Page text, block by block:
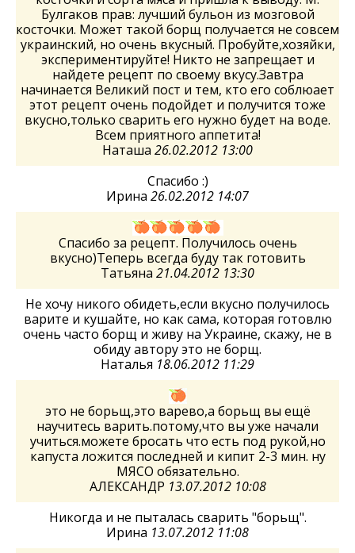
Булгаков прав: лучший бульон из мозговой
косточки. Может такой борщ получается не совсем
украинский, но очень вкусный. Пробуйте,хозяйки,
экспериментируйте! Никто не запрещает и
найдете рецепт по своему вкусу.Завтра
начинается Великий пост и тем, кто его соблюает
этот рецепт очень подойдет и получится тоже
вкусно,только сварить его нужно будет на воде.
Всем приятного аппетита!
Наташа 26.02.2012 13:00
Спасибо :)
Ирина 26.02.2012 14:07
Спасибо за рецепт. Получилось очень
вкусно)Теперь всегда буду так готовить
Татьяна 21.04.2012 13:30
Не хочу никого обидеть,если вкусно получилось
варите и кушайте, но как сама, которая готовлю
очень часто борщ и живу на Украине, скажу, не в
обиду автору это не борщ.
Наталья 18.06.2012 11:29
это не борьщ,это варево,а борьщ вы ещё
научитесь варить.потому,что вы уже начали
учиться.можете бросать что есть под рукой,но
капуста ложится последней и кипит 2-3 мин. ну
МЯСО обязательно.
АЛЕКСАНДР 13.07.2012 10:08
Никогда и не пыталась сварить "борьщ".
Ирина 13.07.2012 11:08